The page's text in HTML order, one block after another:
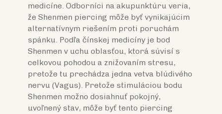
medicíne. Odborníci na akupunktúru veria,
že Shenmen piercing môže byť vynikajúcim
alternatívnym riešením proti poruchám
spánku. Podľa čínskej medicíny je bod
Shenmen v uchu oblasťou, ktorá súvisí s
celkovou pohodou a znižovaním stresu,
pretože tu prechádza jedna vetva blúdivého
nervu (Vagus). Pretože stimuláciou bodu
Shenmen možno dosiahnuť pokojný,
uvoľnený stav, môže byť tento piercing